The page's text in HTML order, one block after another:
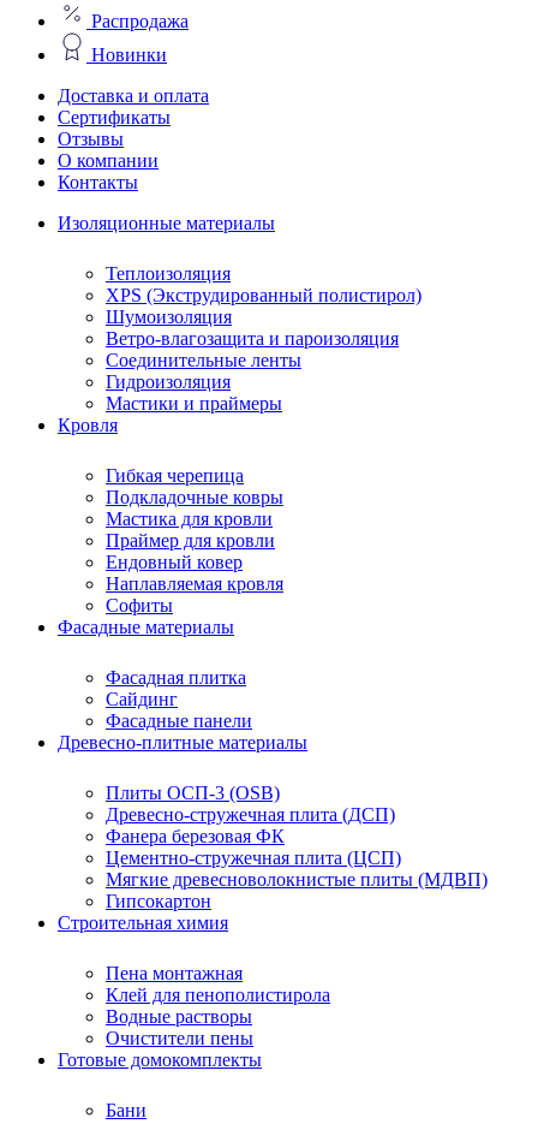
Распродажа
Новинки
Доставка и оплата
Сертификаты
Отзывы
О компании
Контакты
Изоляционные материалы
Теплоизоляция
XPS (Экструдированный полистирол)
Шумоизоляция
Ветро-влагозащита и пароизоляция
Соединительные ленты
Гидроизоляция
Мастики и праймеры
Кровля
Гибкая черепица
Подкладочные ковры
Мастика для кровли
Праймер для кровли
Ендовный ковер
Наплавляемая кровля
Софиты
Фасадные материалы
Фасадная плитка
Сайдинг
Фасадные панели
Древесно-плитные материалы
Плиты ОСП-3 (OSB)
Древесно-стружечная плита (ДСП)
Фанера березовая ФК
Цементно-стружечная плита (ЦСП)
Мягкие древесноволокнистые плиты (МДВП)
Гипсокартон
Строительная химия
Пена монтажная
Клей для пенополистирола
Водные растворы
Очистители пены
Готовые домокомплекты
Бани